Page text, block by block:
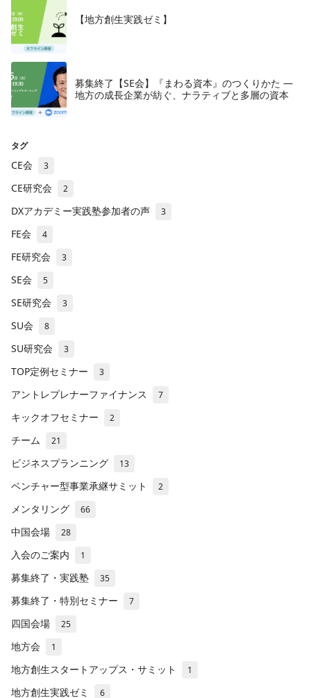
【地方創生実践ゼミ】
募集終了【SE会】『まわる資本』のつくりかた —
地方の成長企業が紡ぐ、ナラティブと多層の資本
タグ
CE会 3
CE研究会 2
DXアカデミー実践塾参加者の声 3
FE会 4
FE研究会 3
SE会 5
SE研究会 3
SU会 8
SU研究会 3
TOP定例セミナー 3
アントレプレナーファイナンス 7
キックオフセミナー 2
チーム 21
ビジネスプランニング 13
ベンチャー型事業承継サミット 2
メンタリング 66
中国会場 28
入会のご案内 1
募集終了・実践塾 35
募集終了・特別セミナー 7
四国会場 25
地方会 1
地方創生スタートアップス・サミット 1
地方創生実践ゼミ 6